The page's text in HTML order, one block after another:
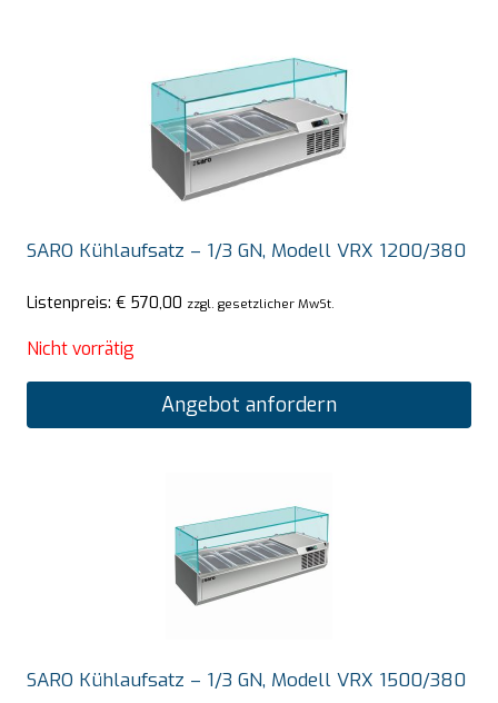
SARO Kühlaufsatz – 1/3 GN, Modell VRX 1200/380
Listenpreis: € 570,00 zzgl. gesetzlicher MwSt.
Nicht vorrätig
Angebot anfordern
SARO Kühlaufsatz – 1/3 GN, Modell VRX 1500/380